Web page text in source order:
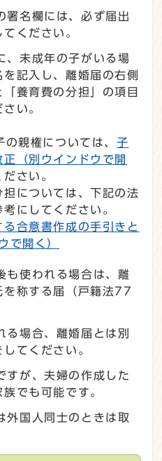
署名欄には、必ず届出
ください。
、未成年の子がいる場
記入し、離婚届の右側
養育費の分担」の項目
い。
親権については、 子
正
（別ウインドウで開
さい。
については、下記の法
にしてください。
る合意書作成の手引きと
で開く）
も使われる場合は、離
を称する届（戸籍法77
る場合、離婚届とは別
してください。
すが、夫婦の作成した
でも可能です。
外国人同士のときは取